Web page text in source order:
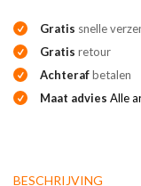
Gratis snelle
Gratis retour
Achterafbetalen
Maat advies Alle
BESCHRIJVING